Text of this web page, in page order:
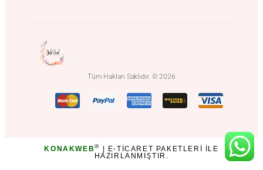
Tüm Hakları Saklıdır. © 2026
KONAKWEB®
| E-TICARET PAKETLERI ILE
HAZIRLANMIŞTIR.